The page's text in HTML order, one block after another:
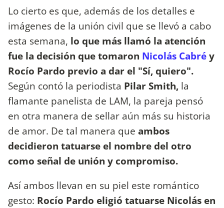
Lo cierto es que, además de los detalles e
imágenes de la unión civil que se llevó a cabo
esta semana, lo que más llamó la atención
fue la decisión que tomaron Nicolás Cabréy
Rocío Pardo previo a dar el "Sí, quiero".
Según contó la periodista Pilar Smith, la
flamante panelista de LAM, la pareja pensó
en otra manera de sellar aún más su historia
de amor. De tal manera que ambos
decidieron tatuarse el nombre del otro
como señal de unión y compromiso.
Así ambos llevan en su piel este romántico
gesto: Rocío Pardo eligió tatuarse Nicolás en